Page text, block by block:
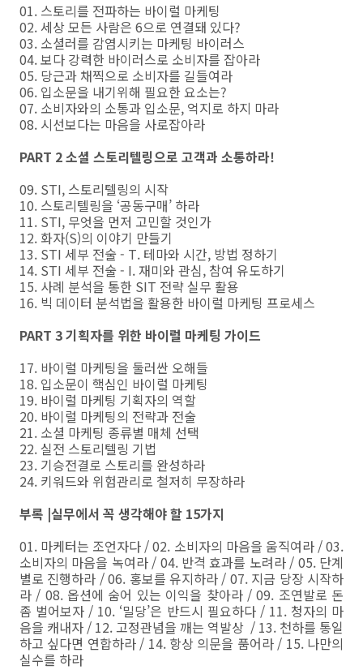
01. 스토리를 전파하는 바이럴 마케팅
02. 세상 모든 사람은 6으로 연결돼 있다?
03. 소셜러를 감염시키는 마케팅 바이러스
04. 보다 강력한 바이러스로 소비자를 잡아라
05. 당근과 채찍으로 소비자를 길들여라
06. 입소문을 내기위해 필요한 요소는?
07. 소비자와의 소통과 입소문, 억지로 하지 마라
08. 시선보다는 마음을 사로잡아라
PART 2 소셜 스토리텔링으로 고객과 소통하라!
09. STI, 스토리텔링의 시작
10. 스토리텔링을 ‘공동구매’ 하라
11. STI, 무엇을 먼저 고민할 것인가
12. 화자(S)의 이야기 만들기
13. STI 세부 전술 - T. 테마와 시간, 방법 정하기
14. STI 세부 전술 - I. 재미와 관심, 참여 유도하기
15. 사례 분석을 통한 SIT 전략 실무 활용
16. 빅 데이터 분석법을 활용한 바이럴 마케팅 프로세스
PART 3 기획자를 위한 바이럴 마케팅 가이드
17. 바이럴 마케팅을 둘러싼 오해들
18. 입소문이 핵심인 바이럴 마케팅
19. 바이럴 마케팅 기획자의 역할
20. 바이럴 마케팅의 전략과 전술
21. 소셜 마케팅 종류별 매체 선택
22. 실전 스토리텔링 기법
23. 기승전결로 스토리를 완성하라
24. 키워드와 위험관리로 철저히 무장하라
부록 |실무에서 꼭 생각해야 할 15가지
01. 마케터는 조언자다 / 02. 소비자의 마음을 움직여라 / 03.
소비자의 마음을 녹여라 / 04. 반격 효과를 노려라 / 05. 단계
별로 진행하라 / 06. 홍보를 유지하라 / 07. 지금 당장 시작하
라 / 08. 옵션에 숨어 있는 이익을 찾아라 / 09. 조연발로 돈
좀 벌어보자 / 10. ‘밀당’은 반드시 필요하다 / 11. 청자의 마
음을 캐내자 / 12. 고정관념을 깨는 역발상 / 13. 천하를 통일
하고 싶다면 연합하라 / 14. 항상 의문을 품어라 / 15. 나만의
실수를 하라